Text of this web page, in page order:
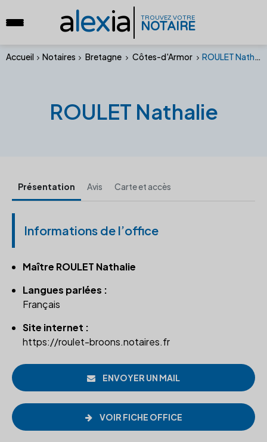
alexia TROUVEZ VOTRE
NOTAIRE
Accueil Notaires Bretagne Côtes-d'Armor ROULET Nathalie
ROULET Nathalie
Présentation Avis Carte et accès
Informations de l’office
Maître ROULET Nathalie
Langues parlées :
Français
Site internet :
https://roulet-broons.notaires.fr
ENVOYER UN MAIL
VOIR FICHE OFFICE